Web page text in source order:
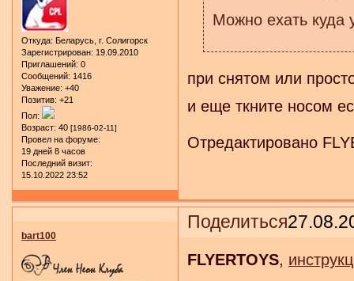
Откуда: Беларусь, г. Солигорск
Зарегистрирован: 19.09.2010
Приглашений: 0
Сообщений: 1416
Уважение: +40
Позитив: +21
Пол:
Возраст: 40 [1986-02-11]
Провел на форуме:
19 дней 8 часов
Последний визит:
15.10.2022 23:52
Можно ехать куда
при снятом или
и еще ткните носом
Отредактировано
Поделиться
bart100
FLYERTOYS,